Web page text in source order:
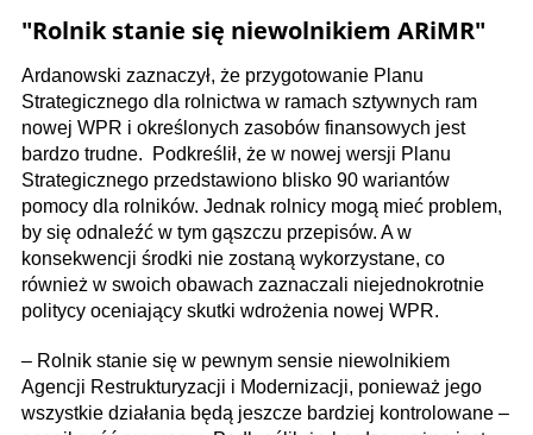
"Rolnik stanie się niewolnikiem ARiMR"
Ardanowski zaznaczył, że przygotowanie Planu
Strategicznego dla rolnictwa w ramach sztywnych ram
nowej WPR i określonych zasobów finansowych jest
bardzo trudne. Podkreślił, że w nowej wersji Planu
Strategicznego przedstawiono blisko 90 wariantów
pomocy dla rolników. Jednak rolnicy mogą mieć problem,
by się odnaleźć w tym gąszczu przepisów. A w
konsekwencji środki nie zostaną wykorzystane, co
również w swoich obawach zaznaczali niejednokrotnie
politycy oceniający skutki wdrożenia nowej WPR.
– Rolnik stanie się w pewnym sensie niewolnikiem
Agencji Restrukturyzacji i Modernizacji, ponieważ jego
wszystkie działania będą jeszcze bardziej kontrolowane –